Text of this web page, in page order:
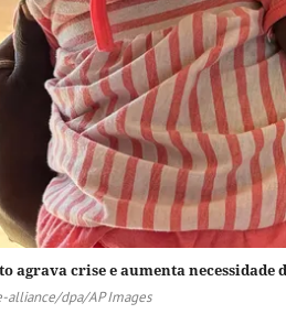
agrava crise e aumenta
alliance/dpa/AP Images